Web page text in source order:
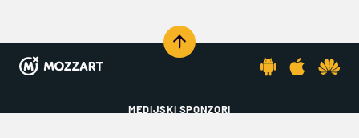
MEDIJSKI SPONZORI